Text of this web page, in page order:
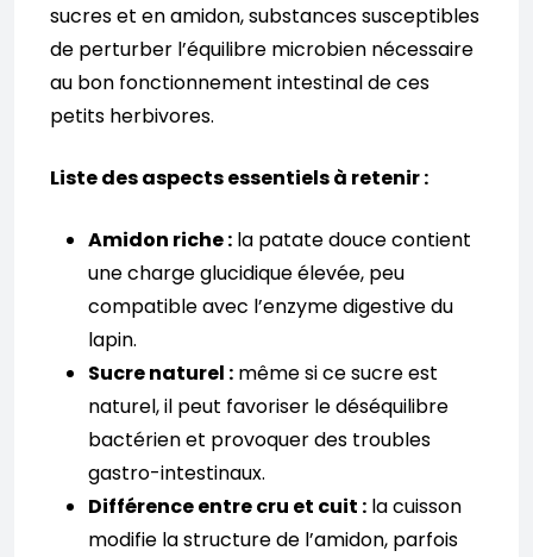
sucres et en amidon, substances susceptibles
de perturber l’équilibre microbien nécessaire
au bon fonctionnement intestinal de ces
petits herbivores.
Liste des aspects essentiels à retenir :
Amidon riche : la patate douce contient
une charge glucidique élevée, peu
compatible avec l’enzyme digestive du
lapin.
Sucre naturel : même si ce sucre est
naturel, il peut favoriser le déséquilibre
bactérien et provoquer des troubles
gastro-intestinaux.
Différence entre cru et cuit : la cuisson
modifie la structure de l’amidon, parfois